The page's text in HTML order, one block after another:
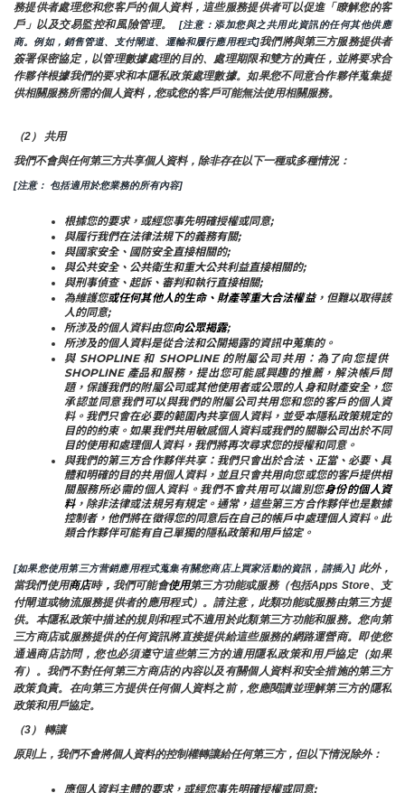
務提供者處理您和您客戶的個人資料，這些服務提供者可以促進「瞭解您的客
戶」以及交易監控和風險管理。
[注意：添加您與之共用此資訊的任何其他供應
商。例如，銷售管道、支付閘道、運輸和履行應用程式]我們將與第三方服務提供者
簽署保密協定，以管理數據處理的目的、處理期限和雙方的責任，並將要求合
作夥伴根據我們的要求和本隱私政策處理數據。如果您不同意合作夥伴蒐集提
供相關服務所需的個人資料，您或您的客戶可能無法使用相關服務。
（2） 共用
我們不會與任何第三方共享個人資料，除非存在以下一種或多種情況：
[注意： 包括適用於您業務的所有內容]
根據您的要求，或經您事先明確授權或同意;
與履行我們在法律法規下的義務有關;
與國家安全、國防安全直接相關的;
與公共安全、公共衛生和重大公共利益直接相關的;
與刑事偵查、起訴、審判和執行直接相關;
為維護您或任何其他人的生命、財產等重大合法權益，但難以取得該
人的同意;
所涉及的個人資料由您向公眾揭露;
所涉及的個人資料是從合法和公開揭露的資訊中蒐集的。
與 SHOPLINE 和 SHOPLINE 的附屬公司共用：為了向您提供
SHOPLINE 產品和服務，提出您可能感興趣的推薦，解決帳戶問
題，保護我們的附屬公司或其他使用者或公眾的人身和財產安全，您
承認並同意我們可以與我們的附屬公司共用您和您的客戶的個人資
料。我們只會在必要的範圍內共享個人資料，並受本隱私政策規定的
目的的約束。如果我們共用敏感個人資料或我們的關聯公司出於不同
目的使用和處理個人資料，我們將再次尋求您的授權和同意。
與我們的第三方合作夥伴共享：我們只會出於合法、正當、必要、具
體和明確的目的共用個人資料，並且只會共用向您或您的客戶提供相
關服務所必需的個人資料。我們不會共用可以識別您身份的個人資
料，除非法律或法規另有規定。通常，這些第三方合作夥伴也是數據
控制者，他們將在徵得您的同意后在自己的帳戶中處理個人資料。此
類合作夥伴可能有自己單獨的隱私政策和用戶協定。
[如果您使用第三方营銷應用程式蒐集有關您商店上買家活動的資訊，請插入] 此外，
當我們使用商店時， 我們可能會使用第三方功能或服務（包括Apps Store、支
付閘道或物流服務提供者的應用程式）。請注意，此類功能或服務由第三方提
供。本隱私政策中描述的規則和程式不適用於此類第三方功能和服務。您向第
三方商店或服務提供的任何資訊將直接提供給這些服務的網路運營商。即使您
通過商店訪問，您也必須遵守這些第三方的適用隱私政策和用戶協定（如果
有）。我們不對任何第三方商店的內容以及有關個人資料和安全措施的第三方
政策負責。在向第三方提供任何個人資料之前，您應閱讀並理解第三方的隱私
政策和用戶協定。
（3） 轉讓
原則上，我們不會將個人資料的控制權轉讓給任何第三方，但以下情況除外：
應個人資料主體的要求，或經您事先明確授權或同意;